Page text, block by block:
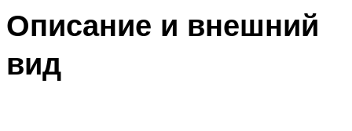
Описание и внешний
вид